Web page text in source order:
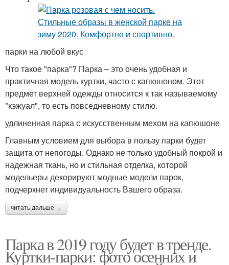
парки на любой вкус
Что такое "парка"? Парка – это очень удобная и
практичная модель куртки, часто с капюшоном. Этот
предмет верхней одежды относится к так называемому
"кэжуал", то есть повседневному стилю.
удлиненная парка с искусственным мехом на капюшоне
Главным условием для выбора в пользу парки будет
защита от непогоды. Однако не только удобный покрой и
надежная ткань, но и стильная отделка, которой
модельеры декорируют модные модели парок,
подчеркнет индивидуальность Вашего образа.
читать дальше →
Парка в 2019 году будет в тренде.
Куртки-парки: фото осенних и